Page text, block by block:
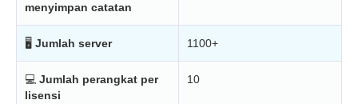
menyimpan catatan
🖥 Jumlah server 1100+
💻 Jumlah perangkat per
lisensi
10